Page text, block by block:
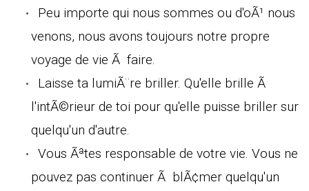
Peu importe qui nous sommes ou d'oÃ¹ nous
venons, nous avons toujours notre propre
voyage de vie Ã faire.
Laisse ta lumiÃ¨re briller. Qu'elle brille Ã
l'intÃ©rieur de toi pour qu'elle puisse briller sur
quelqu'un d'autre.
Vous Ãªtes responsable de votre vie. Vous ne
pouvez pas continuer Ã blÃ¢mer quelqu'un